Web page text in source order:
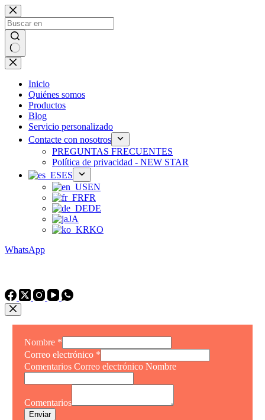
Ir
al
contenido
Sin
resultados
Inicio
Quiénes somos
Productos
Blog
Servicio personalizado
Contacte con nosotros
PREGUNTAS FRECUENTES
Política de privacidad - NEW STAR
ES
EN
FR
DE
JA
KO
WhatsApp
Nombre *
Correo electrónico *
Comentarios Correo electrónico Nombre
Comentarios
Enviar